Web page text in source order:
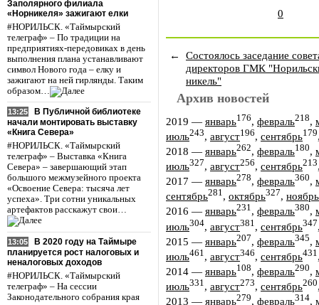
Заполярного филиала
«Норникеля» зажигают елки
#НОРИЛЬСК. «Таймырский
телеграф» – По традиции на
предприятиях-передовиках в день
выполнения плана устанавливают
символ Нового года – елку и
зажигают на ней гирлянды. Таким
образом…
13:25
В Публичной библиотеке
начали монтировать выставку
«Книга Севера»
#НОРИЛЬСК. «Таймырский
телеграф» – Выставка «Книга
Севера» – завершающий этап
большого межмузейного проекта
«Освоение Севера: тысяча лет
успеха». Три сотни уникальных
артефактов расскажут свои…
13:05
В 2020 году на Таймыре
планируется рост налоговых и
неналоговых доходов
#НОРИЛЬСК. «Таймырский
телеграф» – На сессии
Законодательного собрания края
0
←
Состоялось заседание
директоров ГМК
никель"
Архив новостей
2019 — январь176, февраль218,
июль243, август196, сентябрь179
2018 — январь262, февраль180,
июль327, август256, сентябрь213
2017 — январь278, февраль360,
сентябрь281, октябрь327, ноябрь
2016 — январь231, февраль380,
июль304, август381 , сентябрь347
2015 — январь207, февраль345,
июль461 , август346, сентябрь431
2014 — январь108, февраль290,
июль331 , август273, сентябрь260
2013 — январь279, февраль314,